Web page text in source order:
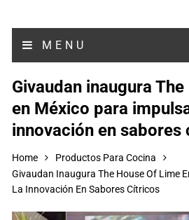
MENU
Givaudan inaugura
en México para
innovación en
Home
Productos Para Cocina
Givaudan Inaugura The House Of Lime
La Innovación En Sabores Cítricos